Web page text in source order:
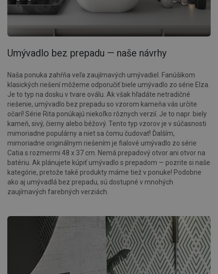
Umývadlo bez prepadu — naše návrhy
Naša ponuka zahŕňa veľa zaujímavých umývadiel. Fanúšikom
klasických riešení môžeme odporučiť biele umývadlo zo série Elza.
Je to typ na dosku v tvare oválu. Ak však hľadáte netradičné
riešenie, umývadlo bez prepadu so vzorom kameňa vás určite
očarí! Série Rita ponúkajú niekoľko rôznych verzií. Je to napr. biely
kameň, sivý, čierny alebo béžový. Tento typ vzorov je v súčasnosti
mimoriadne populárny a niet sa čomu čudovať! Ďalším,
mimoriadne originálnym riešením je fialové umývadlo zo série
Catia s rozmermi 48 x 37 cm. Nemá prepadový otvor ani otvor na
batériu. Ak plánujete kúpiť umývadlo s prepadom — pozrite si naše
kategórie, pretože také produkty máme tiež v ponuke! Podobne
ako aj umývadlá bez prepadu, sú dostupné v mnohých
zaujímavých farebných verziách.